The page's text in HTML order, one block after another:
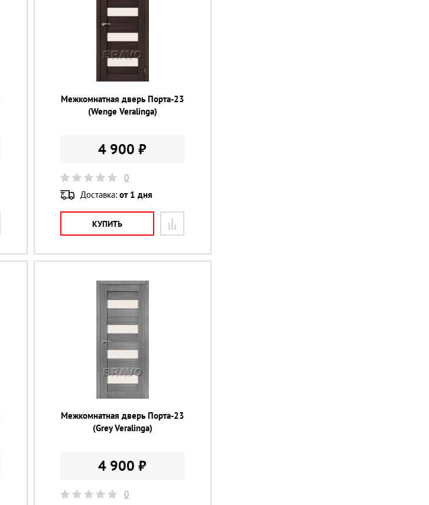
Межкомнатная дверь Порта-23
(Wenge Veralinga)
4 900 ₽
0
Доставка:от 1 дня
КУПИТЬ
Межкомнатная дверь Порта-23
(Grey Veralinga)
4 900 ₽
0